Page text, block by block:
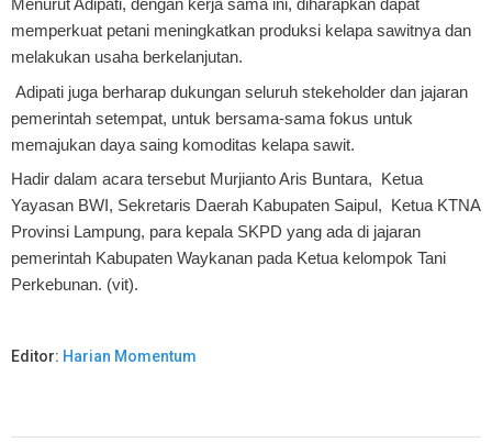
Menurut Adipati, dengan kerja sama ini, diharapkan dapat
memperkuat petani meningkatkan produksi kelapa sawitnya dan
melakukan usaha berkelanjutan.
Adipati juga berharap dukungan seluruh stekeholder dan jajaran
pemerintah setempat, untuk bersama-sama fokus untuk
memajukan daya saing komoditas kelapa sawit.
Hadir dalam acara tersebut Murjianto Aris Buntara, Ketua
Yayasan BWI, Sekretaris Daerah Kabupaten Saipul, Ketua KTNA
Provinsi Lampung, para kepala SKPD yang ada di jajaran
pemerintah Kabupaten Waykanan pada Ketua kelompok Tani
Perkebunan. (vit).
Editor: Harian Momentum